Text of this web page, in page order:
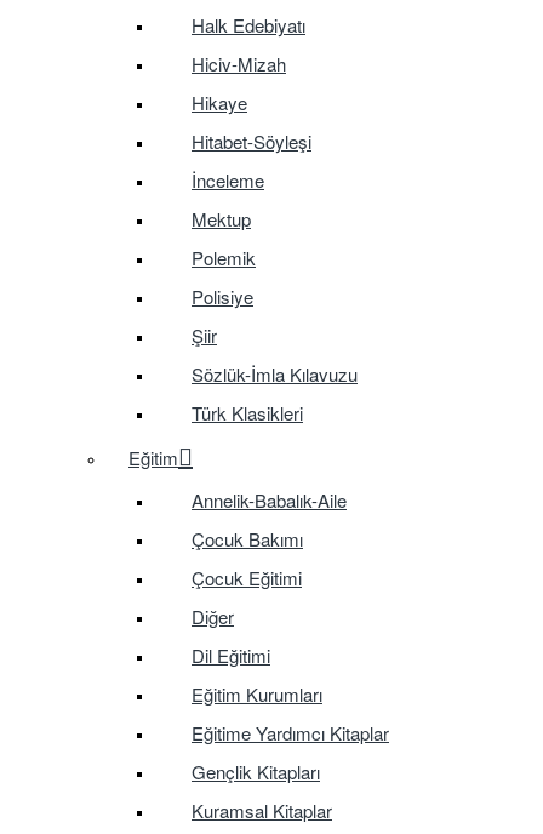
Halk Edebiyatı
Hiciv-Mizah
Hikaye
Hitabet-Söyleşi
İnceleme
Mektup
Polemik
Polisiye
Şiir
Sözlük-İmla Kılavuzu
Türk Klasikleri
Eğitim
Annelik-Babalık-Aile
Çocuk Bakımı
Çocuk Eğitimi
Diğer
Dil Eğitimi
Eğitim Kurumları
Eğitime Yardımcı Kitaplar
Gençlik Kitapları
Kuramsal Kitaplar